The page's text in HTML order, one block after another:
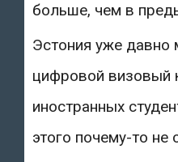
больше, чем в
Эстония уже давно
цифровой визовый
иностранных
этого почему-то не